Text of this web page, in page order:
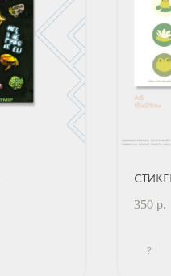
350 р.
?